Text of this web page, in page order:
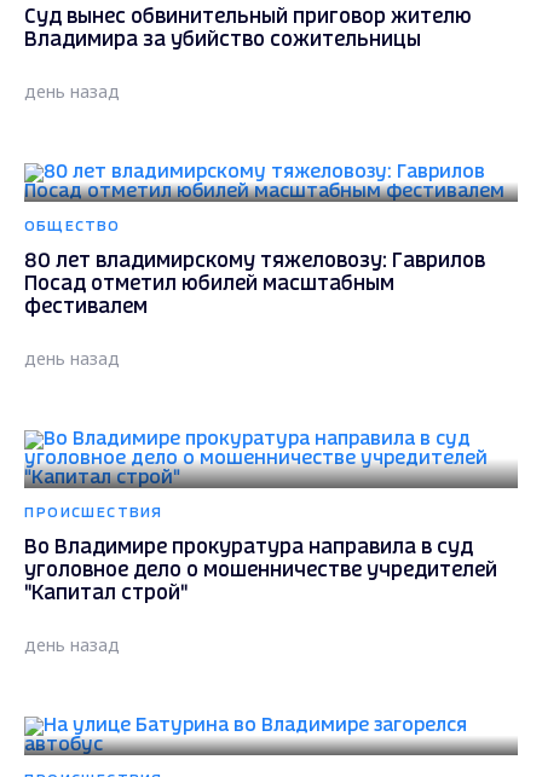
Суд вынес обвинительный приговор жителю
Владимира за убийство сожительницы
день назад
ОБЩЕСТВО
80 лет владимирскому тяжеловозу: Гаврилов
Посад отметил юбилей масштабным
фестивалем
день назад
ПРОИСШЕСТВИЯ
Во Владимире прокуратура направила в суд
уголовное дело о мошенничестве учредителей
"Капитал строй"
день назад